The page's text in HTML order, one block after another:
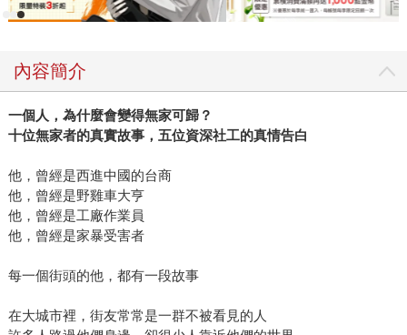
內容簡介
一個人，為什麼會變得無家可歸？
十位無家者的真實故事，五位資深社工的真情告白
他，曾經是西進中國的台商
他，曾經是野雞車大亨
他，曾經是工廠作業員
他，曾經是家暴受害者
每一個街頭的他，都有一段故事
在大城市裡，街友常常是一群不被看見的人